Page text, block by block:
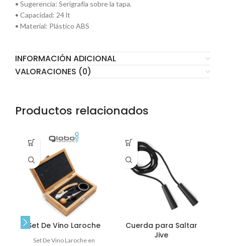
• Sugerencia: Serigrafía sobre la tapa.
• Capacidad: 24 lt
• Material: Plástico ABS
INFORMACIÓN ADICIONAL
VALORACIONES (0)
Productos relacionados
Set De Vino Laroche
Set De Vino Laroche en
Cuerda para Saltar
Jive